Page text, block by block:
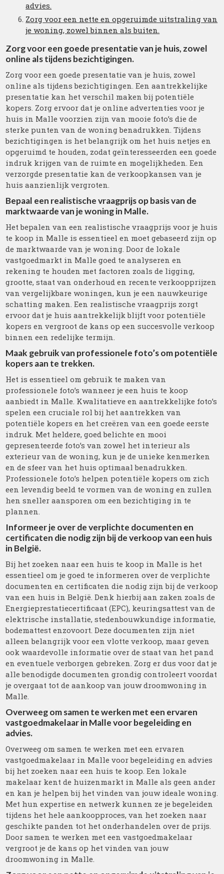
advies.
Zorg voor een nette en opgeruimde uitstraling van
je woning, zowel binnen als buiten.
Zorg voor een goede presentatie van je huis, zowel
online als tijdens bezichtigingen.
Zorg voor een goede presentatie van je huis, zowel
online als tijdens bezichtigingen. Een aantrekkelijke
presentatie kan het verschil maken bij potentiële
kopers. Zorg ervoor dat je online advertenties voor je
huis in Malle voorzien zijn van mooie foto’s die de
sterke punten van de woning benadrukken. Tijdens
bezichtigingen is het belangrijk om het huis netjes en
opgeruimd te houden, zodat geïnteresseerden een goede
indruk krijgen van de ruimte en mogelijkheden. Een
verzorgde presentatie kan de verkoopkansen van je
huis aanzienlijk vergroten.
Bepaal een realistische vraagprijs op basis van de
marktwaarde van je woning in Malle.
Het bepalen van een realistische vraagprijs voor je huis
te koop in Malle is essentieel en moet gebaseerd zijn op
de marktwaarde van je woning. Door de lokale
vastgoedmarkt in Malle goed te analyseren en
rekening te houden met factoren zoals de ligging,
grootte, staat van onderhoud en recente verkoopprijzen
van vergelijkbare woningen, kun je een nauwkeurige
schatting maken. Een realistische vraagprijs zorgt
ervoor dat je huis aantrekkelijk blijft voor potentiële
kopers en vergroot de kans op een succesvolle verkoop
binnen een redelijke termijn.
Maak gebruik van professionele foto’s om potentiële
kopers aan te trekken.
Het is essentieel om gebruik te maken van
professionele foto’s wanneer je een huis te koop
aanbiedt in Malle. Kwalitatieve en aantrekkelijke foto’s
spelen een cruciale rol bij het aantrekken van
potentiële kopers en het creëren van een goede eerste
indruk. Met heldere, goed belichte en mooi
gepresenteerde foto’s van zowel het interieur als
exterieur van de woning, kun je de unieke kenmerken
en de sfeer van het huis optimaal benadrukken.
Professionele foto’s helpen potentiële kopers om zich
een levendig beeld te vormen van de woning en zullen
hen sneller aansporen om een bezichtiging in te
plannen.
Informeer je over de verplichte documenten en
certificaten die nodig zijn bij de verkoop van een huis
in België.
Bij het zoeken naar een huis te koop in Malle is het
essentieel om je goed te informeren over de verplichte
documenten en certificaten die nodig zijn bij de verkoop
van een huis in België. Denk hierbij aan zaken zoals de
Energieprestatiecertificaat (EPC), keuringsattest van de
elektrische installatie, stedenbouwkundige informatie,
bodemattest enzovoort. Deze documenten zijn niet
alleen belangrijk voor een vlotte verkoop, maar geven
ook waardevolle informatie over de staat van het pand
en eventuele verborgen gebreken. Zorg er dus voor dat je
alle benodigde documenten grondig controleert voordat
je overgaat tot de aankoop van jouw droomwoning in
Malle.
Overweeg om samen te werken met een ervaren
vastgoedmakelaar in Malle voor begeleiding en
advies.
Overweeg om samen te werken met een ervaren
vastgoedmakelaar in Malle voor begeleiding en advies
bij het zoeken naar een huis te koop. Een lokale
makelaar kent de huizenmarkt in Malle als geen ander
en kan je helpen bij het vinden van jouw ideale woning.
Met hun expertise en netwerk kunnen ze je begeleiden
tijdens het hele aankoopproces, van het zoeken naar
geschikte panden tot het onderhandelen over de prijs.
Door samen te werken met een vastgoedmakelaar
vergroot je de kans op het vinden van jouw
droomwoning in Malle.